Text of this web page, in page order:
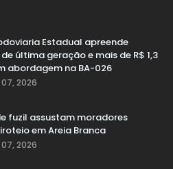
Estadual apreende
última geração e mais de R$ 1,3
abordagem na BA-026
2026
fuzil assustam moradores
em Areia Branca
2026